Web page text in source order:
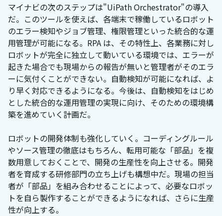
マイナビの次のステップは"UiPath Orchestrator"の導入
だ。このツールを使えば、各端末で稼働しているロボット
のエラー検知やジョブ管理、権限管理といった統合的な運
用管理が可能になる。RPA は、その特性上、各業務に対し
ロボットが完全に独立して動いている環境では、エラーが
起きた場合でも現場からの報告が無いと管理者がそのエラ
ーに気付くことができない。自動検知が可能になれば、よ
り早く対応できるようになる。今後は、自動検知をはじめ
とした統合的な運用管理の実現に向け、そのための環境構
築を進めていく計画だ。
ロボットの開発体制も強化していく。コーディングルール
やソース管理の徹底はもちろん、転用可能な「部品」を複
数用意しておくことで、開発の生産性を向上させる。開発
者を育成する研修部門の立ち上げも構想中だ。現場の担当
者が「部品」を組み合わせることによって、必要なロボッ
トを自ら製作することができるようになれば、さらに生産
性が向上する。